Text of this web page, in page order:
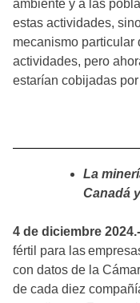
ambiente y a las
estas actividades,
mecanismo particular
actividades, pero
estarían cobijadas
La
Canadá
4 de diciembre 2024.-
fértil para las
con datos de la
de cada diez